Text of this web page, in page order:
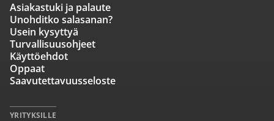
Asiakastuki ja palaute
Unohditko salasanan?
Usein kysyttyä
Turvallisuusohjeet
Käyttöehdot
Oppaat
Saavutettavuusseloste
YRITYKSILLE